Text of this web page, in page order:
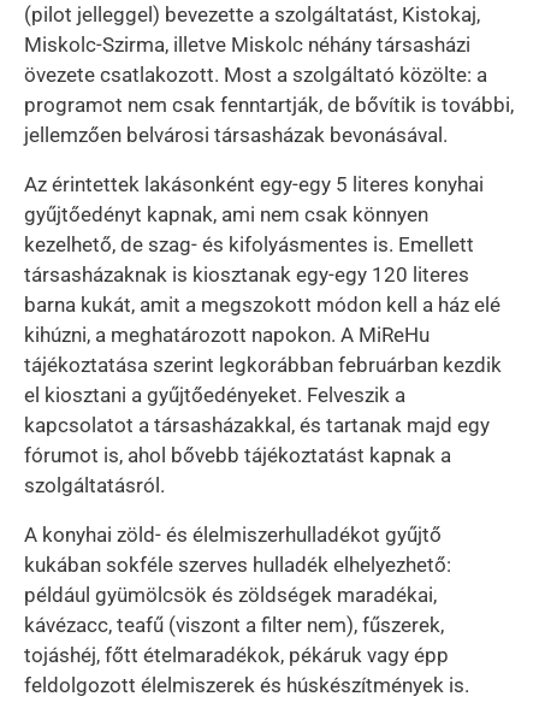
(pilot jelleggel) bevezette a szolgáltatást, Kistokaj,
Miskolc-Szirma, illetve Miskolc néhány társasházi
övezete csatlakozott. Most a szolgáltató közölte: a
programot nem csak fenntartják, de bővítik is további,
jellemzően belvárosi társasházak bevonásával.
Az érintettek lakásonként egy-egy 5 literes konyhai
gyűjtőedényt kapnak, ami nem csak könnyen
kezelhető, de szag- és kifolyásmentes is. Emellett
társasházaknak is kiosztanak egy-egy 120 literes
barna kukát, amit a megszokott módon kell a ház elé
kihúzni, a meghatározott napokon. A MiReHu
tájékoztatása szerint legkorábban februárban kezdik
el kiosztani a gyűjtőedényeket. Felveszik a
kapcsolatot a társasházakkal, és tartanak majd egy
fórumot is, ahol bővebb tájékoztatást kapnak a
szolgáltatásról.
A konyhai zöld- és élelmiszerhulladékot gyűjtő
kukában sokféle szerves hulladék elhelyezhető:
például gyümölcsök és zöldségek maradékai,
kávézacc, teafű (viszont a filter nem), fűszerek,
tojáshéj, főtt ételmaradékok, pékáruk vagy épp
feldolgozott élelmiszerek és húskészítmények is.